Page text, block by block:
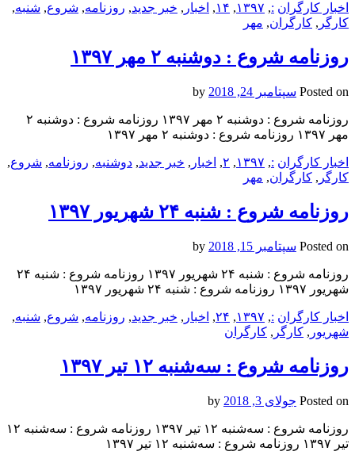
اخبار کارگران :
, ۱۳۹۷, ۱۴, اخبار , خبر جدید, روزنامه, شروع, شنبه,
کارگر , کارگران, مهر
روزنامه شروع : دوشنبه ۲ مهر ۱۳۹۷
Posted on سپتامبر 24, 2018
روزنامه شروع : دوشنبه ۲ مهر ۱۳۹۷ روزنامه شروع : دوشنبه ۲
مهر ۱۳۹۷ روزنامه شروع : دوشنبه ۲ مهر ۱۳۹۷
اخبار کارگران :
, ۱۳۹۷, ۲, اخبار , خبر جدید, دوشنبه, روزنامه, شروع,
کارگر , کارگران, مهر
روزنامه شروع : شنبه ۲۴ شهريور ۱۳۹۷
Posted on سپتامبر 15, 2018
روزنامه شروع : شنبه ۲۴ شهريور ۱۳۹۷ روزنامه شروع : شنبه ۲۴
شهريور ۱۳۹۷ روزنامه شروع : شنبه ۲۴ شهريور ۱۳۹۷
اخبار کارگران :
, ۱۳۹۷, ۲۴, اخبار , خبر جدید, روزنامه, شروع, شنبه,
شهريور , کارگر , کارگران
روزنامه شروع : سه‌شنبه ۱۲ تیر ۱۳۹۷
Posted on جولای 3, 2018
روزنامه شروع : سه‌شنبه ۱۲ تیر ۱۳۹۷ روزنامه شروع : سه‌شنبه ۱۲
تیر ۱۳۹۷ روزنامه شروع : سه‌شنبه ۱۲ تیر ۱۳۹۷